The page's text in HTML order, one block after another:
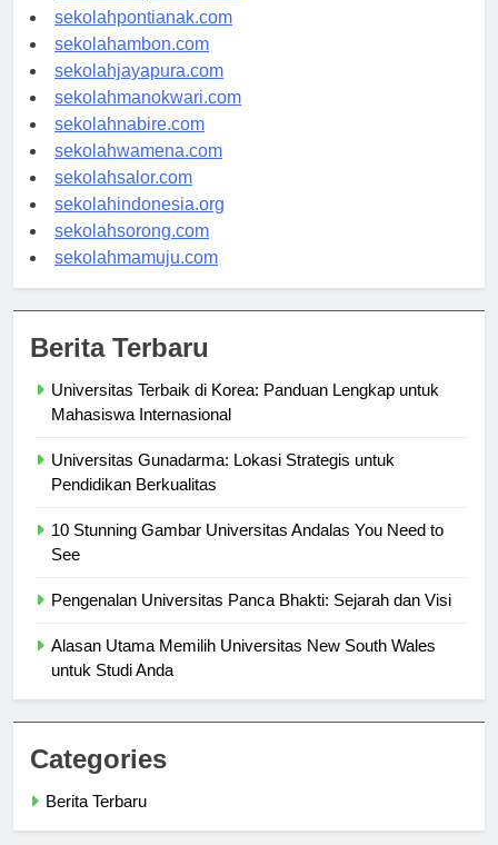
sekolahbanjarbaru.com
sekolahpontianak.com
sekolahambon.com
sekolahjayapura.com
sekolahmanokwari.com
sekolahnabire.com
sekolahwamena.com
sekolahsalor.com
sekolahindonesia.org
sekolahsorong.com
Universitas Terbaik di Korea: Panduan Lengkap untuk
Universitas Gunadarma: Lokasi Strategis untuk
10 Stunning Gambar Universitas Andalas You Need to
Alasan Utama Memilih Universitas New South Wales
Categories